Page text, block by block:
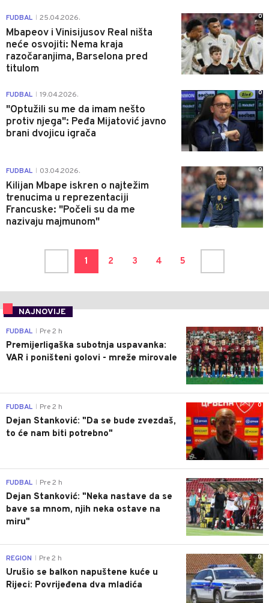
FUDBAL 25.04.2026.
Mbapeov i Vinisijusov Real ništa
neće osvojiti: Nema kraja
razočaranjima, Barselona pred
titulom
0
FUDBAL 19.04.2026.
"Optužili su me da imam nešto
protiv njega": Peđa Mijatović javno
brani dvojicu igrača
0
FUDBAL 03.04.2026.
Kilijan Mbape iskren o najtežim
trenucima u reprezentaciji
Francuske: "Počeli su da me
nazivaju majmunom"
0
1 2 3 4 5
NAJNOVIJE
0
FUDBAL Pre 2 h
Premijerligaška subotnja uspavanka:
VAR i poništeni golovi - mreže mirovale
0
FUDBAL Pre 2 h
Dejan Stanković: "Da se bude zvezdaš,
to će nam biti potrebno"
0
FUDBAL Pre 2 h
Dejan Stanković: "Neka nastave da se
bave sa mnom, njih neka ostave na
miru"
0
REGION Pre 2 h
Urušio se balkon napuštene kuće u
Rijeci: Povrijeđena dva mladića